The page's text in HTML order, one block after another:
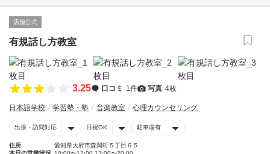
店舗公式
有規話し方教室
3.25 口コミ 1件 写真 4枚
日本語学校 学習塾・塾 音楽教室 心理カウンセリング
出張・訪問対応 日祝OK 駐車場有
住所
愛知県大府市森岡町５丁目６５